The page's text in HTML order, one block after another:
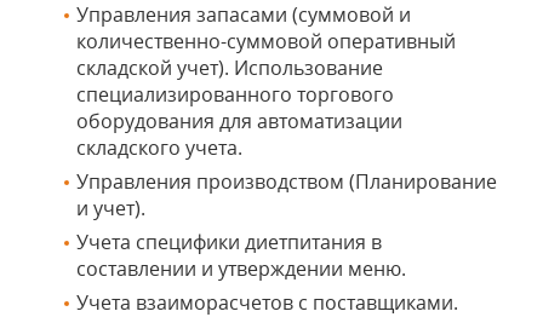
Управления запасами (суммовой и
количественно-суммовой оперативный
складской учет). Использование
специализированного торгового
оборудования для автоматизации
складского учета.
Управления производством (Планирование
и учет).
Учета специфики диетпитания в
составлении и утверждении меню.
Учета взаиморасчетов с поставщиками.